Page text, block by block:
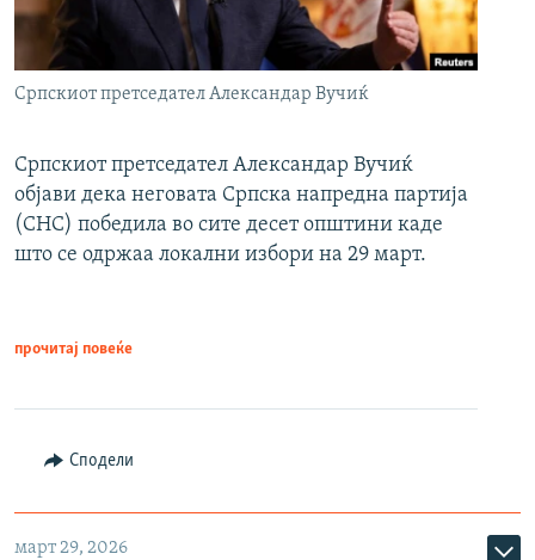
Српскиот претседател Александар Вучиќ
Српскиот претседател Александар Вучиќ
објави дека неговата Српска напредна партија
(СНС) победила во сите десет општини каде
што се одржаа локални избори на 29 март.
прочитај повеќе
Сподели
март 29, 2026